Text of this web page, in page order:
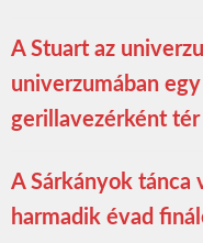
A Stuart az
univerzumában
gerillavezérként tér
A Sárkányok tánca
harmadik évad